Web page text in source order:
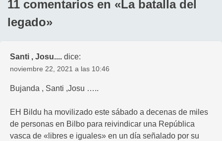
11 comentarios en «La batalla del
legado»
Santi , Josu.... dice:
noviembre 22, 2021 a las 10:46
Bujanda , Santi ,Josu …..
EH Bildu ha movilizado este sábado a decenas de miles
de personas en Bilbo para reivindicar una República
vasca de «libres e iguales» en un día señalado por su